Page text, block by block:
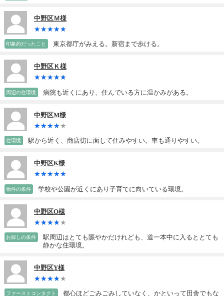
中野区Ｍ様
印象的だったこと 東京都庁がみえる。新宿まで歩ける。
中野区Ｋ様
周辺の住環境 病院も近くにあり、住んでいる方に温かみがある。
中野区M様
住環境 駅から近く、商店街に面して住みやすい。車も通りやすい。
中野区K様
物件の条件 学校や公園が近くにあり子育てに向いている環境。
中野区O様
お探しの条件
駅周辺はとても賑やかだけれども、道一本中に入るととても
静かな住環境。
中野区Y様
ファーストコンタクト 都心ほどごみごみしていなく、かといって田舎でもな